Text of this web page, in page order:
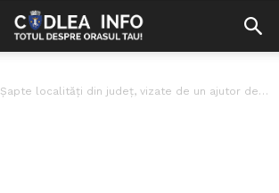
Șapte localități din județ, vizate de un ajutor de la Guvern pentru...